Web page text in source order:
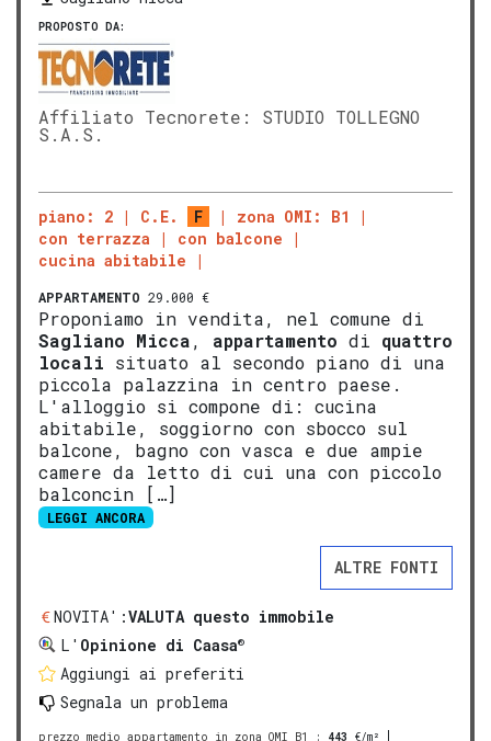
PROPOSTO DA:
Affiliato Tecnorete: STUDIO TOLLEGNO
S.A.S.
piano: 2 C.E. F
zona OMI: B1
con terrazza
con balcone
cucina abitabile
APPARTAMENTO 29.000 €
Proponiamo in vendita, nel comune di
Sagliano Micca, appartamento di quattro
locali situato al secondo piano di una
piccola palazzina in centro paese.
L'alloggio si compone di: cucina
abitabile, soggiorno con sbocco sul
balcone, bagno con vasca e due ampie
camere da letto di cui una con piccolo
balconcin […]
LEGGI ANCORA
ALTRE FONTI
NOVITA':VALUTA questo immobile
L' Opinione di Caasa®
Aggiungi ai preferiti
Segnala un problema
prezzo medio appartamento in zona OMI B1 : 443 €/m²